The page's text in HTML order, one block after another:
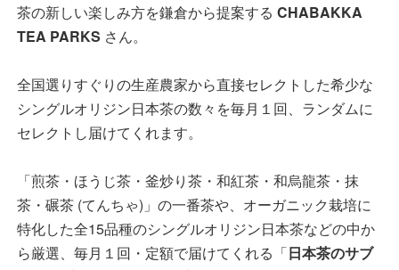
茶の新しい楽しみ方を鎌倉から提案する CHABAKKA
TEA PARKS さん。
全国選りすぐりの生産農家から直接セレクトした希少な
シングルオリジン日本茶の数々を毎月１回、ランダムに
セレクトし届けてくれます。
「煎茶・ほうじ茶・釜炒り茶・和紅茶・和烏龍茶・抹
茶・碾茶 (てんちゃ)」の一番茶や、オーガニック栽培に
特化した全15品種のシングルオリジン日本茶などの中か
ら厳選、毎月１回・定額で届けてくれる「日本茶のサブ